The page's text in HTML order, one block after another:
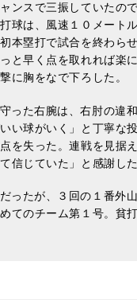
ンスで三振していたの
球は、風速１０メート
本塁打で試合を終わら
と早く点を取れれば楽
に胸をなで下ろした。
た右腕は、右肘の違
い球がいく」と丁寧な
を失った。連戦を見据
信じていた」と感謝した
たが、３回の１番外山
てのチーム第１号。貧